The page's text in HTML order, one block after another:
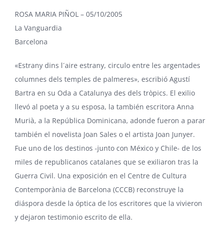
ROSA MARIA PIÑOL – 05/10/2005
La Vanguardia
Barcelona
«Estrany dins l´aire estrany, circulo entre les argentades
columnes dels temples de palmeres», escribió Agustí
Bartra en su Oda a Catalunya des dels tròpics. El exilio
llevó al poeta y a su esposa, la también escritora Anna
Murià, a la República Dominicana, adonde fueron a parar
también el novelista Joan Sales o el artista Joan Junyer.
Fue uno de los destinos -junto con México y Chile- de los
miles de republicanos catalanes que se exiliaron tras la
Guerra Civil. Una exposición en el Centre de Cultura
Contemporània de Barcelona (CCCB) reconstruye la
diáspora desde la óptica de los escritores que la vivieron
y dejaron testimonio escrito de ella.